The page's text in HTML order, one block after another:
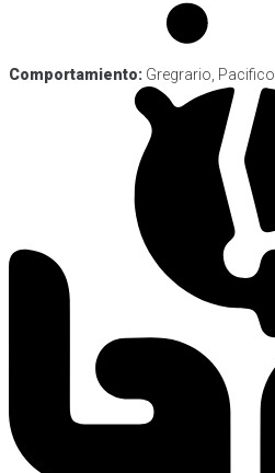
Comportamiento: Gregrario, Pacifico